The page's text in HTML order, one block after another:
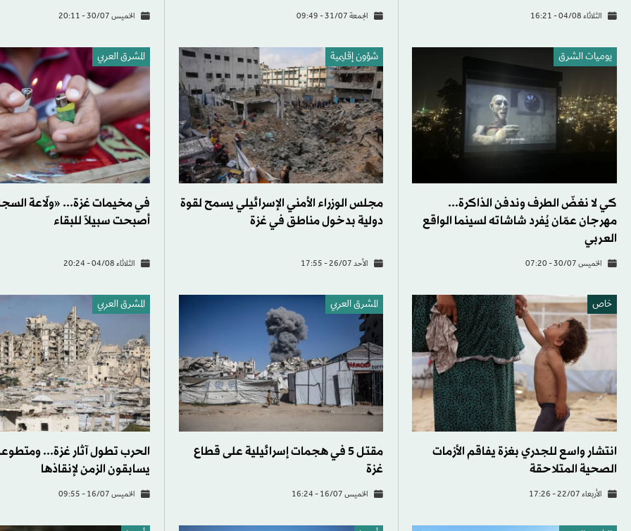
الثلاثاء 04/08 - 16:21 الجمعة 31/07 - 09:49 الخميس 30/07 - 20:11
يوميات الشرق
كي لا نغضّ الطرف وندفن الذاكرة...
مهرجان عمّان يُفرد شاشاته لسينما الواقع
العربي
الخميس 30/07 - 07:20
شؤون إقليمية
مجلس الوزراء الأمني ​​الإسرائيلي يسمح لقوة
دولية بدخول مناطق في غزة
الأحد 26/07 - 17:55
المشرق العربي
في مخيمات غزة... «ولّاعة
أصبحت سبيلاً للبقاء
الثلاثاء 04/08 - 20:24
خاص
انتشار واسع للجدري بغزة يفاقم الأزمات
الصحية المتلاحقة
الأربعاء 22/07 - 17:26
المشرق العربي
مقتل 5 في هجمات إسرائيلية على قطاع
غزة
الخميس 16/07 - 16:24
المشرق العربي
الحرب تطول آثار غزة...
يسابقون الزمن لإنقاذها
الخميس 16/07 - 09:55